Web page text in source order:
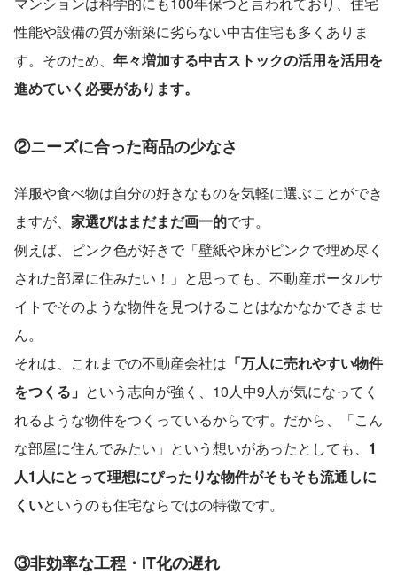
性能や設備の質が新築に劣らない中古住宅も多くありま
す。そのため、 年々増加する中古ストックの活用を活用を
進めていく必要があります。
②ニーズに合った商品の少なさ
洋服や食べ物は自分の好きなものを気軽に選ぶことができ
ますが、 家選びはまだまだ画一的です。
例えば、ピンク色が好きで「壁紙や床がピンクで埋め尽く
された部屋に住みたい！」と思っても、不動産ポータルサ
イトでそのような物件を見つけることはなかなかできませ
ん。
それは、これまでの不動産会社は 「万人に売れやすい物件
をつくる」 という志向が強く、10人中9人が気になってく
れるような物件をつくっているからです。だから、「こん
な部屋に住んでみたい」という想いがあったとしても、 1
人1人にとって理想にぴったりな物件がそもそも流通しに
くいというのも住宅ならではの特徴です。
③非効率な工程・IT化の遅れ